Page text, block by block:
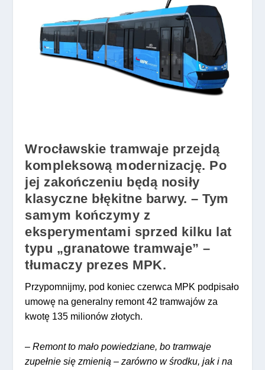
Wrocławskie tramwaje przejdą
kompleksową modernizację. Po
jej zakończeniu będą nosiły
klasyczne błękitne barwy. – Tym
samym kończymy z
eksperymentami sprzed kilku lat
typu „granatowe tramwaje” –
tłumaczy prezes MPK.
Przypomnijmy, pod koniec czerwca MPK podpisało
umowę na generalny remont 42 tramwajów za
kwotę 135 milionów złotych.
–Remont to mało powiedziane, bo tramwaje
zupełnie się zmienią – zarówno w środku, jak i na